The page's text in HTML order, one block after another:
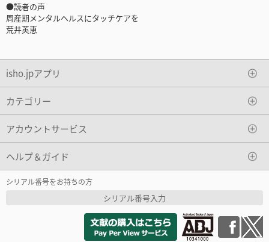
●読者の声
周産期メンタルヘルスにタッチケアを
荒井英恵
isho.jpアプリ
カテゴリー
アカウントサービス
ヘルプ＆ガイド
シリアル番号をお持ちの方
シリアル番号入力